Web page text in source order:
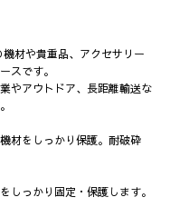
材や貴重品、アクセサリー
スです。
やアウトドア、長距離輸送な
材をしっかり保護。耐破砕
しっかり固定・保護します。